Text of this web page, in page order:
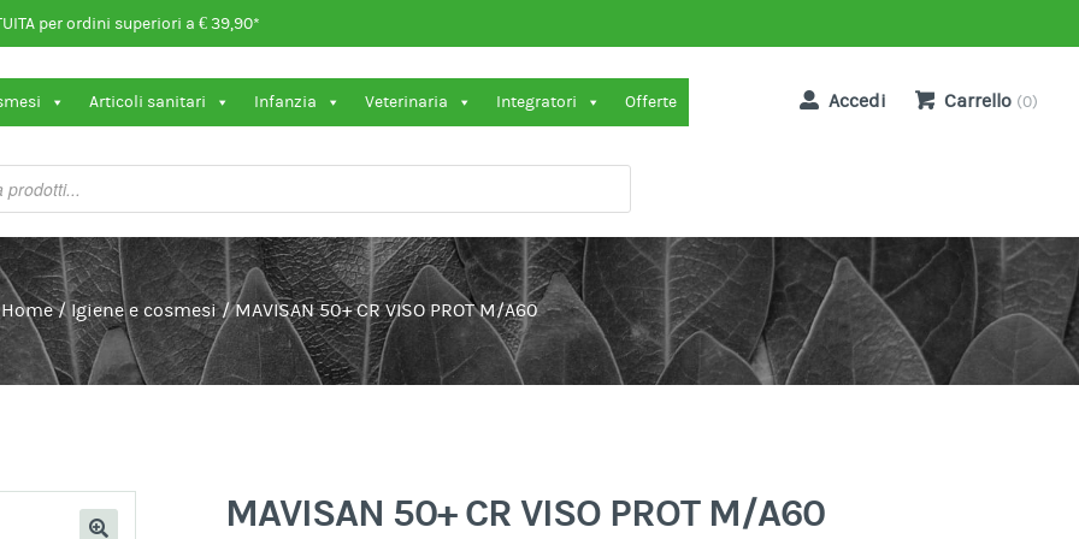
per ordini superiori a € 39,90*
Articoli sanitari Infanzia Veterinaria Integratori Offerte Accedi Carrello (0)
Home /Igiene e cosmesi /MAVISAN 50+ CR VISO PROT M/A60
MAVISAN 50+ CR VISO PROT M/A60